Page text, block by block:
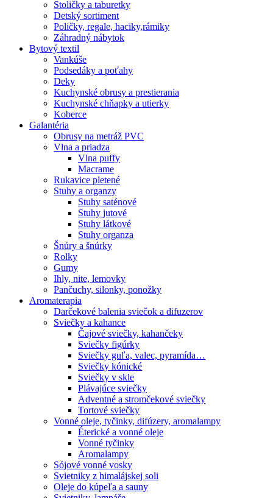
Stoličky a taburetky
Detský sortiment
Poličky, regale, haciky,rámiky
Záhradný nábytok
Bytový textil
Vankúše
Podsedáky a poťahy
Deky
Kuchynské obrusy a prestierania
Kuchynské chňapky a utierky
Koberce
Galantéria
Obrusy na metráž PVC
Vlna a priadza
Vlna puffy
Macrame
Rukavice pletené
Stuhy a organzy
Stuhy saténové
Stuhy jutové
Stuhy látkové
Stuhy organza
Šnúry a šnúrky
Rolky
Gumy
Ihly, nite, lemovky
Pančuchy, silonky, ponožky
Aromaterapia
Darčekové balenia sviečok a difuzerov
Sviečky a kahance
Čajové sviečky, kahančeky
Sviečky figúrky
Sviečky guľa, valec, pyramída…
Sviečky kónické
Sviečky v skle
Plávajúce sviečky
Adventné a stromčekové sviečky
Tortové sviečky
Vonné oleje, tyčinky, difúzery, aromalampy
Éterické a vonné oleje
Vonné tyčinky
Aromalampy
Sójové vonné vosky
Svietniky z himalájskej soli
Oleje do kúpeľa a sauny